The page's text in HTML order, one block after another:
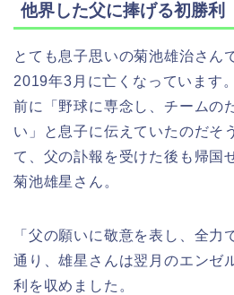
他界した父に捧げる初勝利
とても息子思いの菊池雄治さん
2019年3月に亡くなっています
前に「野球に専念し、チームの
い」と息子に伝えていたのだそ
て、父の訃報を受けた後も帰国
菊池雄星さん。
「父の願いに敬意を表し、全力
通り、雄星さんは翌月のエンゼ
利を収めました。